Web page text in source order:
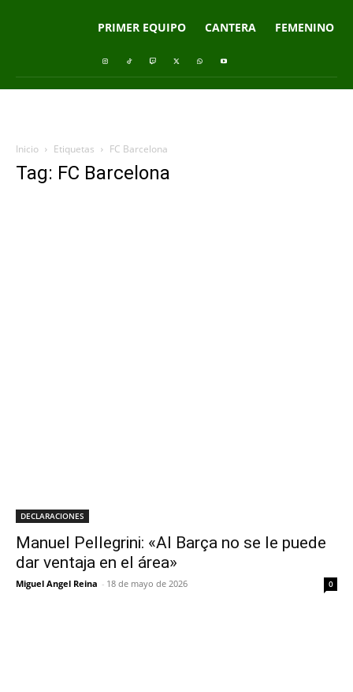
PRIMER EQUIPO CANTERA FEMENINO
Inicio Etiquetas FC Barcelona
Tag: FC Barcelona
DECLARACIONES
Manuel Pellegrini: «Al Barça no se le puede
dar ventaja en el área»
Miguel Angel Reina - 18 de mayo de 2026 0